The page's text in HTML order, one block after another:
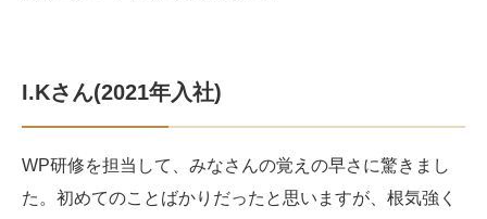
I.Kさん(2021年入社)
WP研修を担当して、みなさんの覚えの早さに驚きまし
た。初めてのことばかりだったと思いますが、根気強く